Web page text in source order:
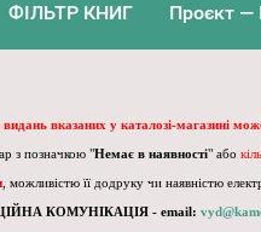
ФІЛЬТР КНИГ Проєкт
вказаних у каталозі-магазині
з позначкою "Немає в наявності" або
, можливістю її додруку чи наявністю
КОМУНІКАЦІЯ - email: